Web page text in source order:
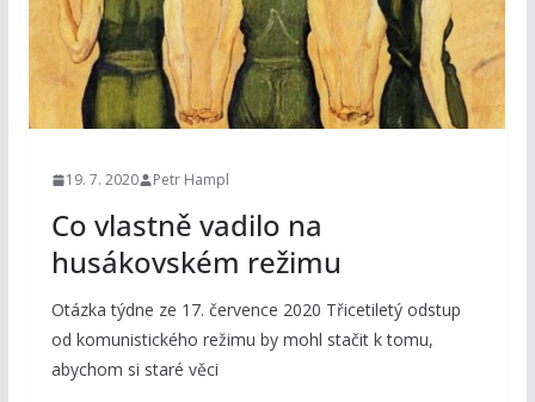
19. 7. 2020 Petr Hampl
Co vlastně vadilo na
husákovském režimu
Otázka týdne ze 17. července 2020 Třicetiletý odstup
od komunistického režimu by mohl stačit k tomu,
abychom si staré věci